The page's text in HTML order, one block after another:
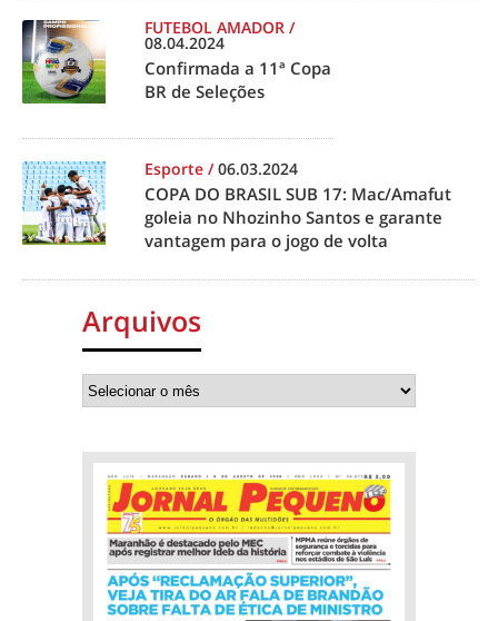
FUTEBOL AMADOR /
08.04.2024
Confirmada a 11ª Copa
BR de Seleções
Esporte /06.03.2024
COPA DO BRASIL SUB 17: Mac/Amafut
goleia no Nhozinho Santos e garante
vantagem para o jogo de volta
Arquivos